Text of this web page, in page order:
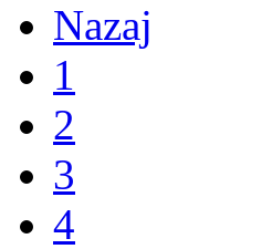
Nazaj
1
2
3
4